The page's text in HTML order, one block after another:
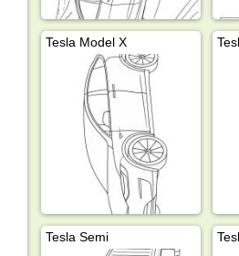
Tesla Model X
Tesla Semi